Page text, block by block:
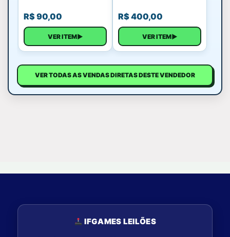
R$90,00
VER ITEM▶
R$400,00
VER ITEM▶
VER TODAS AS VENDAS DIRETAS DESTE VENDEDOR
IFGAMES LEILÕES